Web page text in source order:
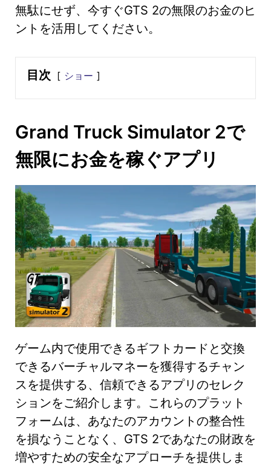
無駄にせず、今すぐGTS 2の無限のお金のヒ
ントを活用してください。
目次 ショー
Grand Truck Simulator 2で
無限にお金を稼ぐアプリ
ゲーム内で使用できるギフトカードと交換
できるバーチャルマネーを獲得するチャン
スを提供する、信頼できるアプリのセレク
ションをご紹介します。これらのプラット
フォームは、あなたのアカウントの整合性
を損なうことなく、GTS 2であなたの財政を
増やすための安全なアプローチを提供しま